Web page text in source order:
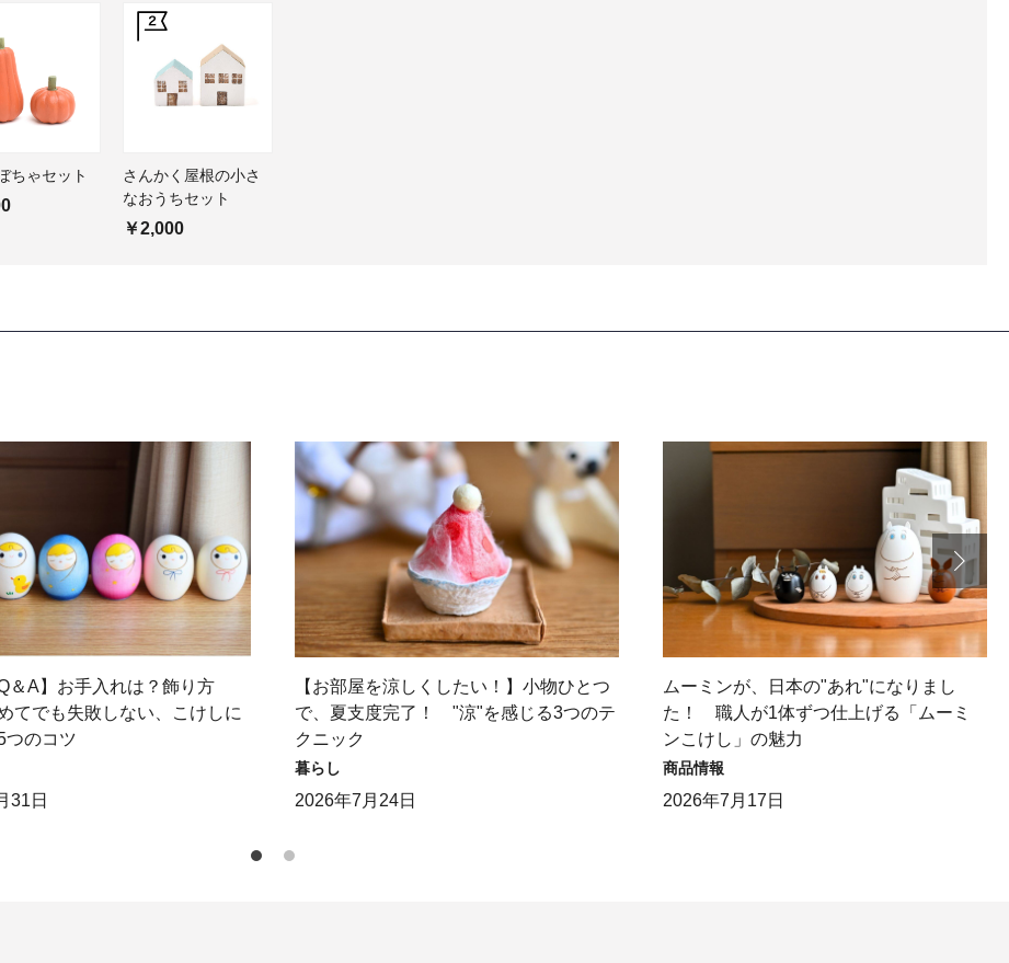
ちゃセット
さんかく屋根の小さ
なおうちセット
￥2,000
＆A】お手入れは？飾り方
てでも失敗しない、こけしに
つのコツ
31日
【お部屋を涼しくしたい！】小物ひとつ
で、夏支度完了！ "涼"を感じる3つのテ
クニック
暮らし
2026年7月24日
ムーミンが、日本の"あれ"になりまし
た！ 職人が1体ずつ仕上げる「ムーミ
ンこけし」の魅力
商品情報
2026年7月17日